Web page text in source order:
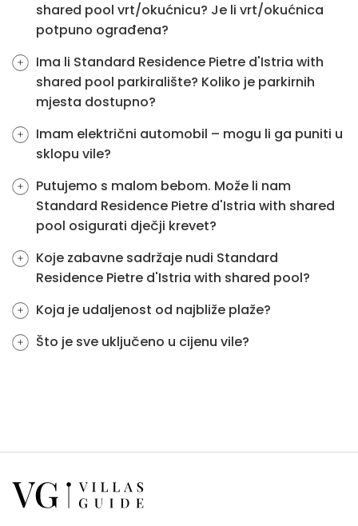
shared pool vrt/okućnicu? Je li vrt/okućnica
potpuno ograđena?
Ima li Standard Residence Pietre d'Istria with
shared pool parkiralište? Koliko je parkirnih
mjesta dostupno?
Imam električni automobil – mogu li ga puniti u
sklopu vile?
Putujemo s malom bebom. Može li nam
Standard Residence Pietre d'Istria with shared
pool osigurati dječji krevet?
Koje zabavne sadržaje nudi Standard
Residence Pietre d'Istria with shared pool?
Koja je udaljenost od najbliže plaže?
Što je sve uključeno u cijenu vile?